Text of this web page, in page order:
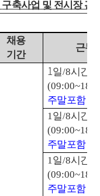
구축사업 및 전시장 관
채용
기간
근무
1일/8시간
주말포함 주
1일/8시간
주말포함 주
1일/8시간
주말포함 주